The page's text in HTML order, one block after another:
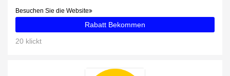
Besuchen Sie die Website
Rabatt Bekommen
20 klickt